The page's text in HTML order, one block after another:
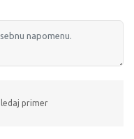
primer